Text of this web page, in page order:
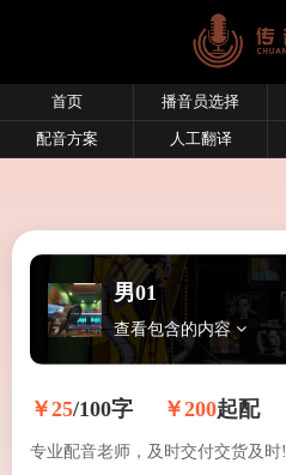
首页 播音员选择
配音方案 人工翻译
男01
查看包含的内容
￥25/100字 ￥200起配
专业配音老师，及时交付交货及时!